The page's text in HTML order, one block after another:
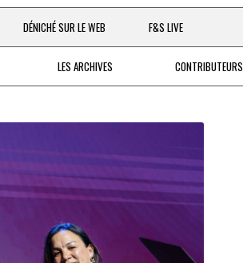
Aller
au
contenu
DÉNICHÉ SUR LE WEB F&S LIVE
LES ARCHIVES CONTRIBUTEURS